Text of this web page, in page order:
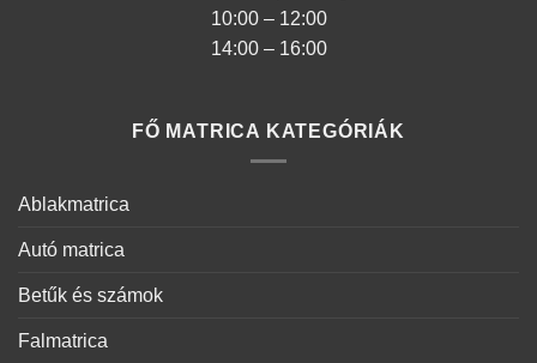
10:00 – 12:00
14:00 – 16:00
FŐ MATRICA KATEGÓRIÁK
Ablakmatrica
Autó matrica
Betűk és számok
Falmatrica